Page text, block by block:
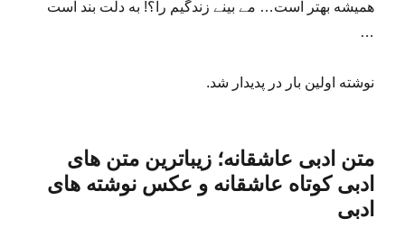
همیشه بهتر است… مے بینے زندگیم را؟! به دلت بند است
…
نوشته اولین بار در پدیدار شد.
متن ادبی عاشقانه؛ زیباترین متن های
ادبی کوتاه عاشقانه و عکس نوشته های
ادبی